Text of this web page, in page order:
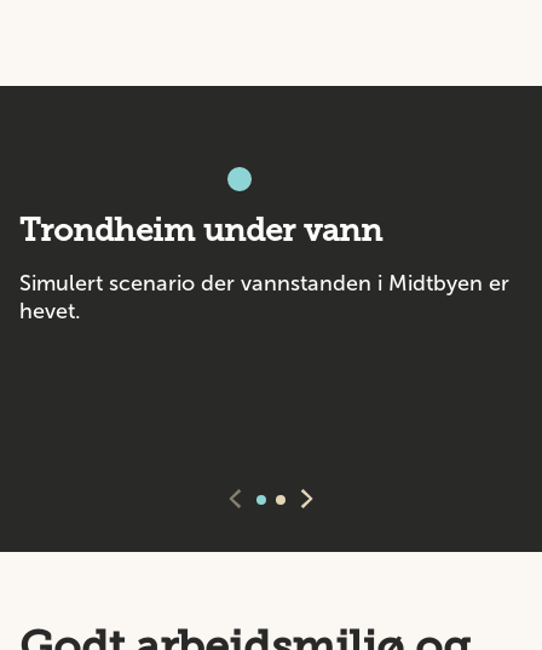
Trondheim under vann
Simulert scenario der vannstanden i Midtbyen er
hevet.